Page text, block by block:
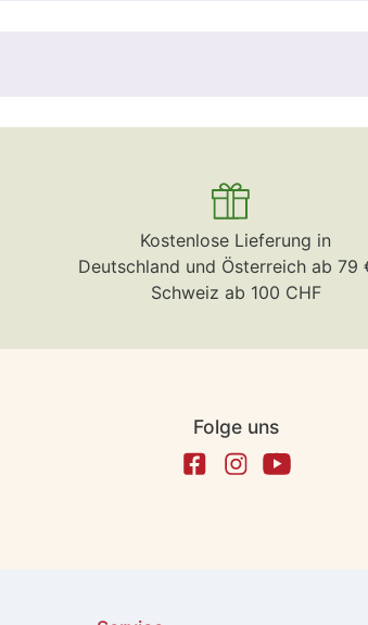
Kostenlose Lieferung in
Deutschland und Österreich ab 79
Schweiz ab 100 CHF
Folge uns